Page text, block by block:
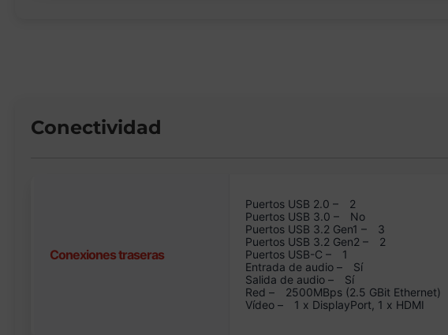
Conectividad
Conexiones traseras
Puertos USB 2.0 –
2
Puertos USB 3.0 –
No
Puertos USB 3.2 Gen1 –
3
Puertos USB 3.2 Gen2 –
2
Puertos USB-C –
1
Entrada de audio –
Sí
Salida de audio –
Sí
Red –
2500MBps (2.5 GBit Ethernet)
Vídeo –
1 x DisplayPort, 1 x HDMI